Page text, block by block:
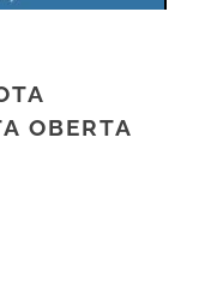
OBERTA